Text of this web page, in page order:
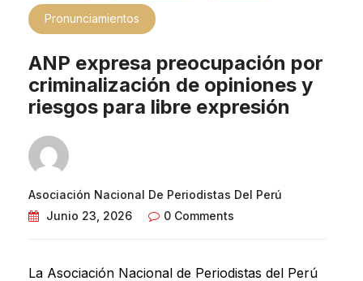
Pronunciamientos
ANP expresa preocupación por
criminalización de opiniones y
riesgos para libre expresión
Asociación Nacional De Periodistas Del Perú
Junio 23, 2026
0 Comments
La Asociación Nacional de Periodistas del Perú